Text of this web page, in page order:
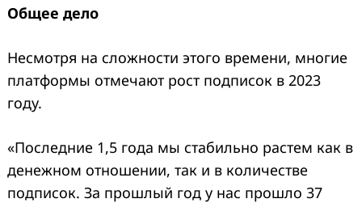
Общее дело
Несмотря на сложности этого времени, многие
платформы отмечают рост подписок в 2023
году.
«Последние 1,5 года мы стабильно растем как в
денежном отношении, так и в количестве
подписок. За прошлый год у нас прошло 37